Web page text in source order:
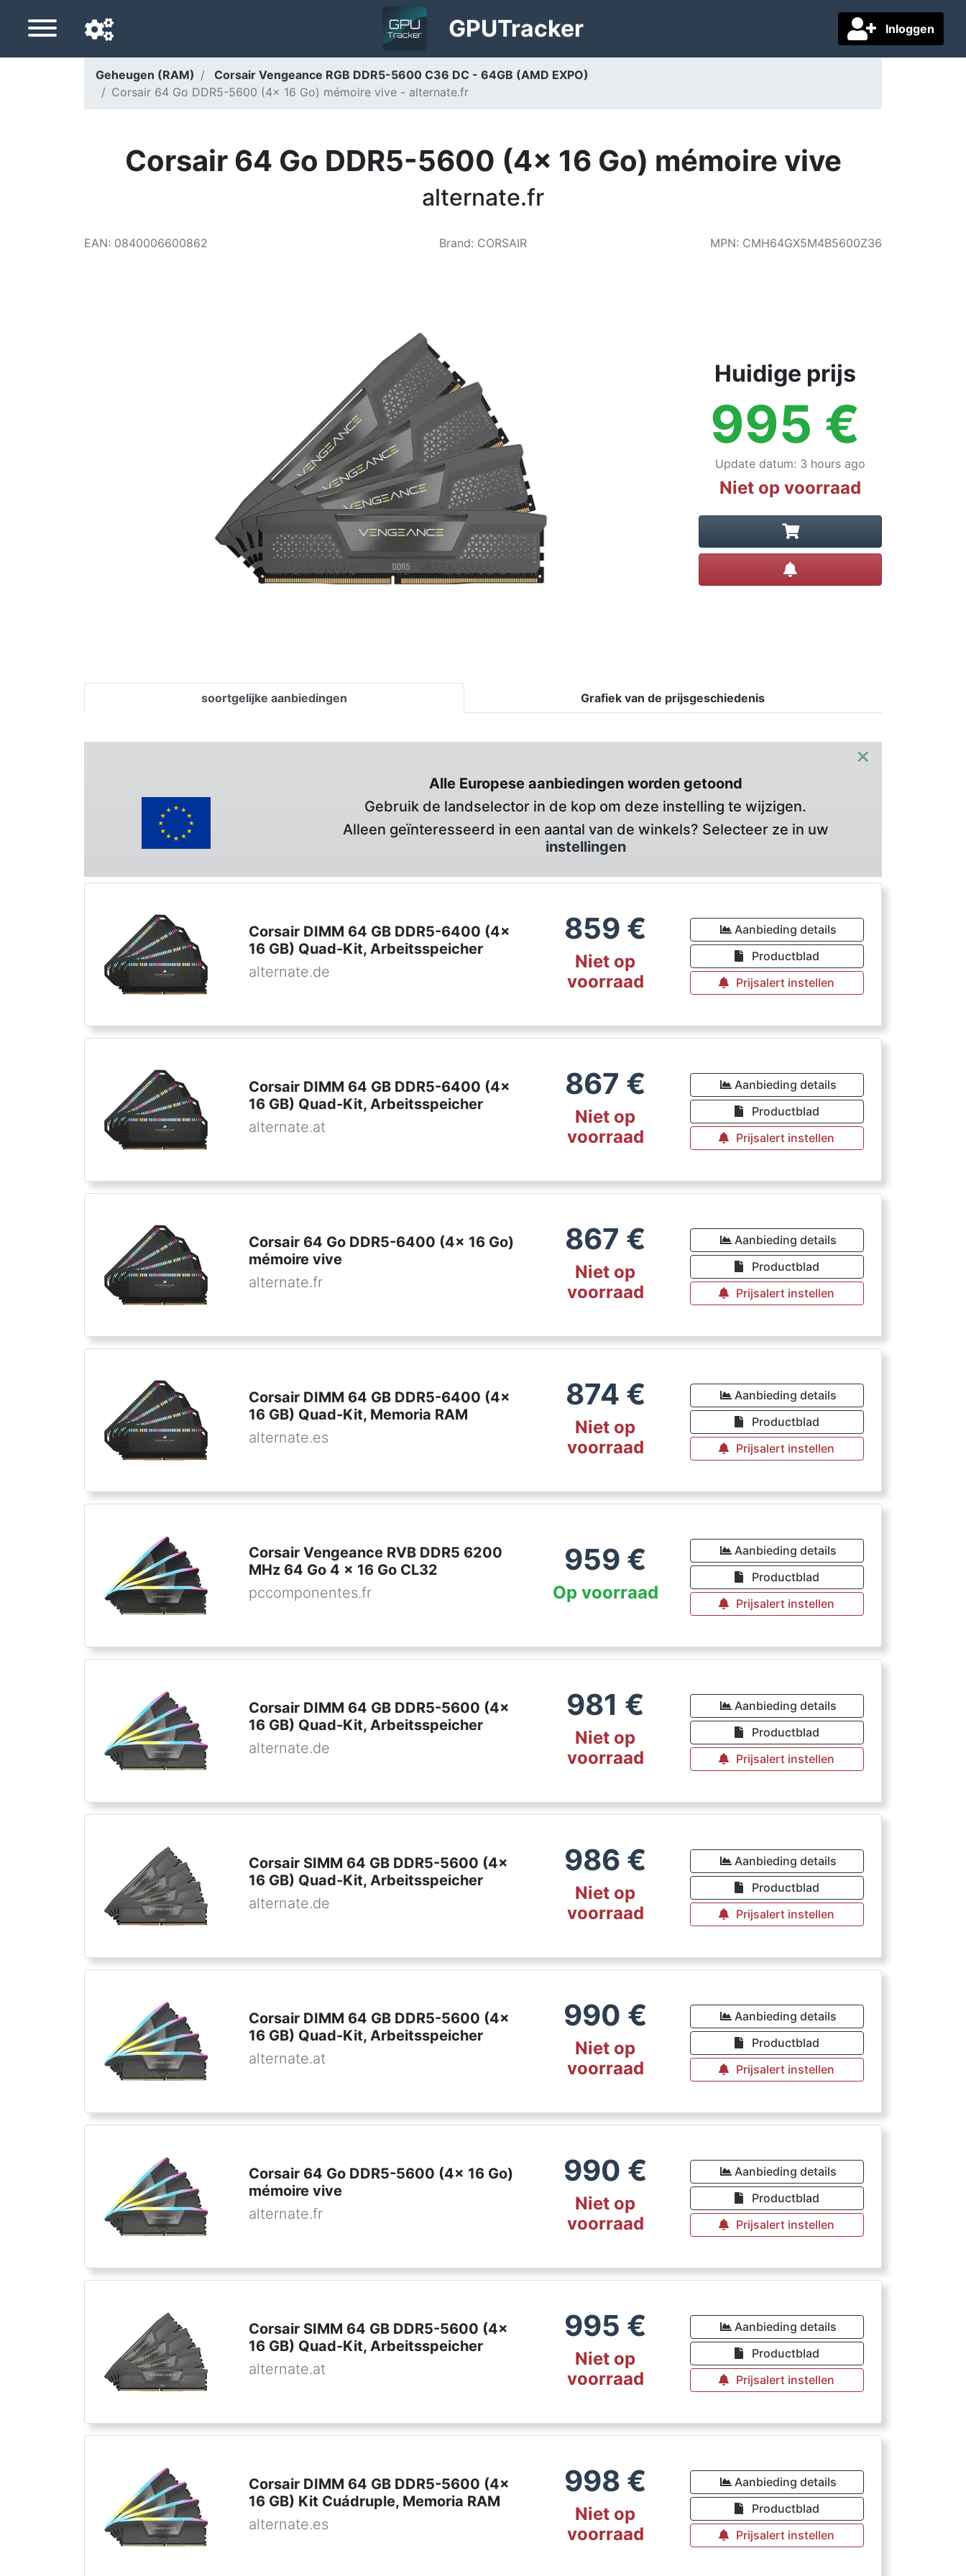
Inloggen
GPUTracker
Geheugen (RAM)
Corsair Vengeance RGB DDR5-5600 C36 DC - 64GB (AMD EXPO)
Corsair 64 Go DDR5-5600 (4x 16 Go) mémoire vive - alternate.fr
Corsair 64 Go DDR5-5600 (4x 16 Go) mémoire vive
alternate.fr
EAN: 0840006600862 Brand: CORSAIR MPN: CMH64GX5M4B5600Z36
Huidige prijs
995 €
Update datum: 3 hours ago
Niet op voorraad
soortgelijke aanbiedingen Grafiek van de prijsgeschiedenis
×
Alle Europese aanbiedingen worden getoond
Gebruik de landselector in de kop om deze instelling te wijzigen.
Alleen geïnteresseerd in een aantal van de winkels? Selecteer ze in uw
instellingen
Corsair DIMM 64 GB DDR5-6400 (4x
16 GB) Quad-Kit, Arbeitsspeicher
alternate.de
859 €
Niet op
voorraad
Aanbieding details
Productblad
Prijsalert instellen
Corsair DIMM 64 GB DDR5-6400 (4x
16 GB) Quad-Kit, Arbeitsspeicher
alternate.at
867 €
Niet op
voorraad
Aanbieding details
Productblad
Prijsalert instellen
Corsair 64 Go DDR5-6400 (4x 16 Go)
mémoire vive
alternate.fr
867 €
Niet op
voorraad
Aanbieding details
Productblad
Prijsalert instellen
Corsair DIMM 64 GB DDR5-6400 (4x
16 GB) Quad-Kit, Memoria RAM
alternate.es
874 €
Niet op
voorraad
Aanbieding details
Productblad
Prijsalert instellen
Corsair Vengeance RVB DDR5 6200
MHz 64 Go 4 x 16 Go CL32
pccomponentes.fr
959 €
Op voorraad
Aanbieding details
Productblad
Prijsalert instellen
Corsair DIMM 64 GB DDR5-5600 (4x
16 GB) Quad-Kit, Arbeitsspeicher
alternate.de
981 €
Niet op
voorraad
Aanbieding details
Productblad
Prijsalert instellen
Corsair SIMM 64 GB DDR5-5600 (4x
16 GB) Quad-Kit, Arbeitsspeicher
alternate.de
986 €
Niet op
voorraad
Aanbieding details
Productblad
Prijsalert instellen
Corsair DIMM 64 GB DDR5-5600 (4x
16 GB) Quad-Kit, Arbeitsspeicher
alternate.at
990 €
Niet op
voorraad
Aanbieding details
Productblad
Prijsalert instellen
Corsair 64 Go DDR5-5600 (4x 16 Go)
mémoire vive
alternate.fr
990 €
Niet op
voorraad
Aanbieding details
Productblad
Prijsalert instellen
Corsair SIMM 64 GB DDR5-5600 (4x
16 GB) Quad-Kit, Arbeitsspeicher
alternate.at
995 €
Niet op
voorraad
Aanbieding details
Productblad
Prijsalert instellen
Corsair DIMM 64 GB DDR5-5600 (4x
16 GB) Kit Cuádruple, Memoria RAM
alternate.es
998 €
Niet op
voorraad
Aanbieding details
Productblad
Prijsalert instellen